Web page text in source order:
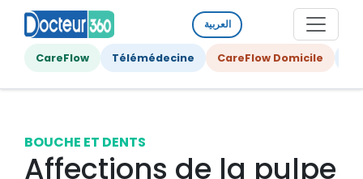
العربية
CareFlow Télémédecine CareFlow Domicile
BOUCHE ET DENTS
Affections de la pulpe